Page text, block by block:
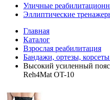
Уличные
Эллиптические
Главная
Каталог
Взрослая реабилитация
Бандажи, ортезы,
Высокий усиленный
Reh4Mat OT-10